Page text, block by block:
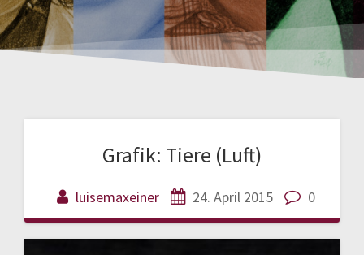
Grafik: Tiere (Luft)
luisemaxeiner 24. April 2015 0